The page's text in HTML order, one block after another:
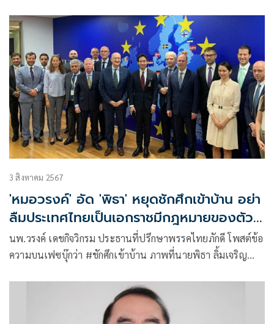
3 สิงหาคม 2567
'หมอวรงค์' อัด 'พิธา' หยุดชักศึกเข้าบ้าน อย่า
ลืมประเทศไทยเป็นเอกราชมีกฎหมายของตัว
เอง
นพ.วรงค์ เดชกิจวิกรม ประธานที่ปรึกษาพรรคไทยภักดี โพสต์ข้อ
ความบนเฟซบุ๊กว่า #ชักศึกเข้าบ้าน ภาพที่นายพิธา ลิ้มเจริญ
ประเทศ มาแลกเปลี่ยนความคิดเห็น